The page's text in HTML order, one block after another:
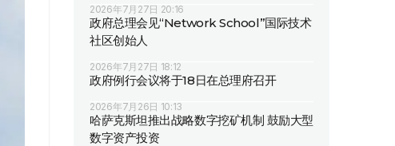
2026年7月27日 20:16
政府总理会见“Network School”国际技术
社区创始人
2026年7月27日 18:12
政府例行会议将于18日在总理府召开
2026年7月26日 10:13
哈萨克斯坦推出战略数字挖矿机制 鼓励大型
数字资产投资